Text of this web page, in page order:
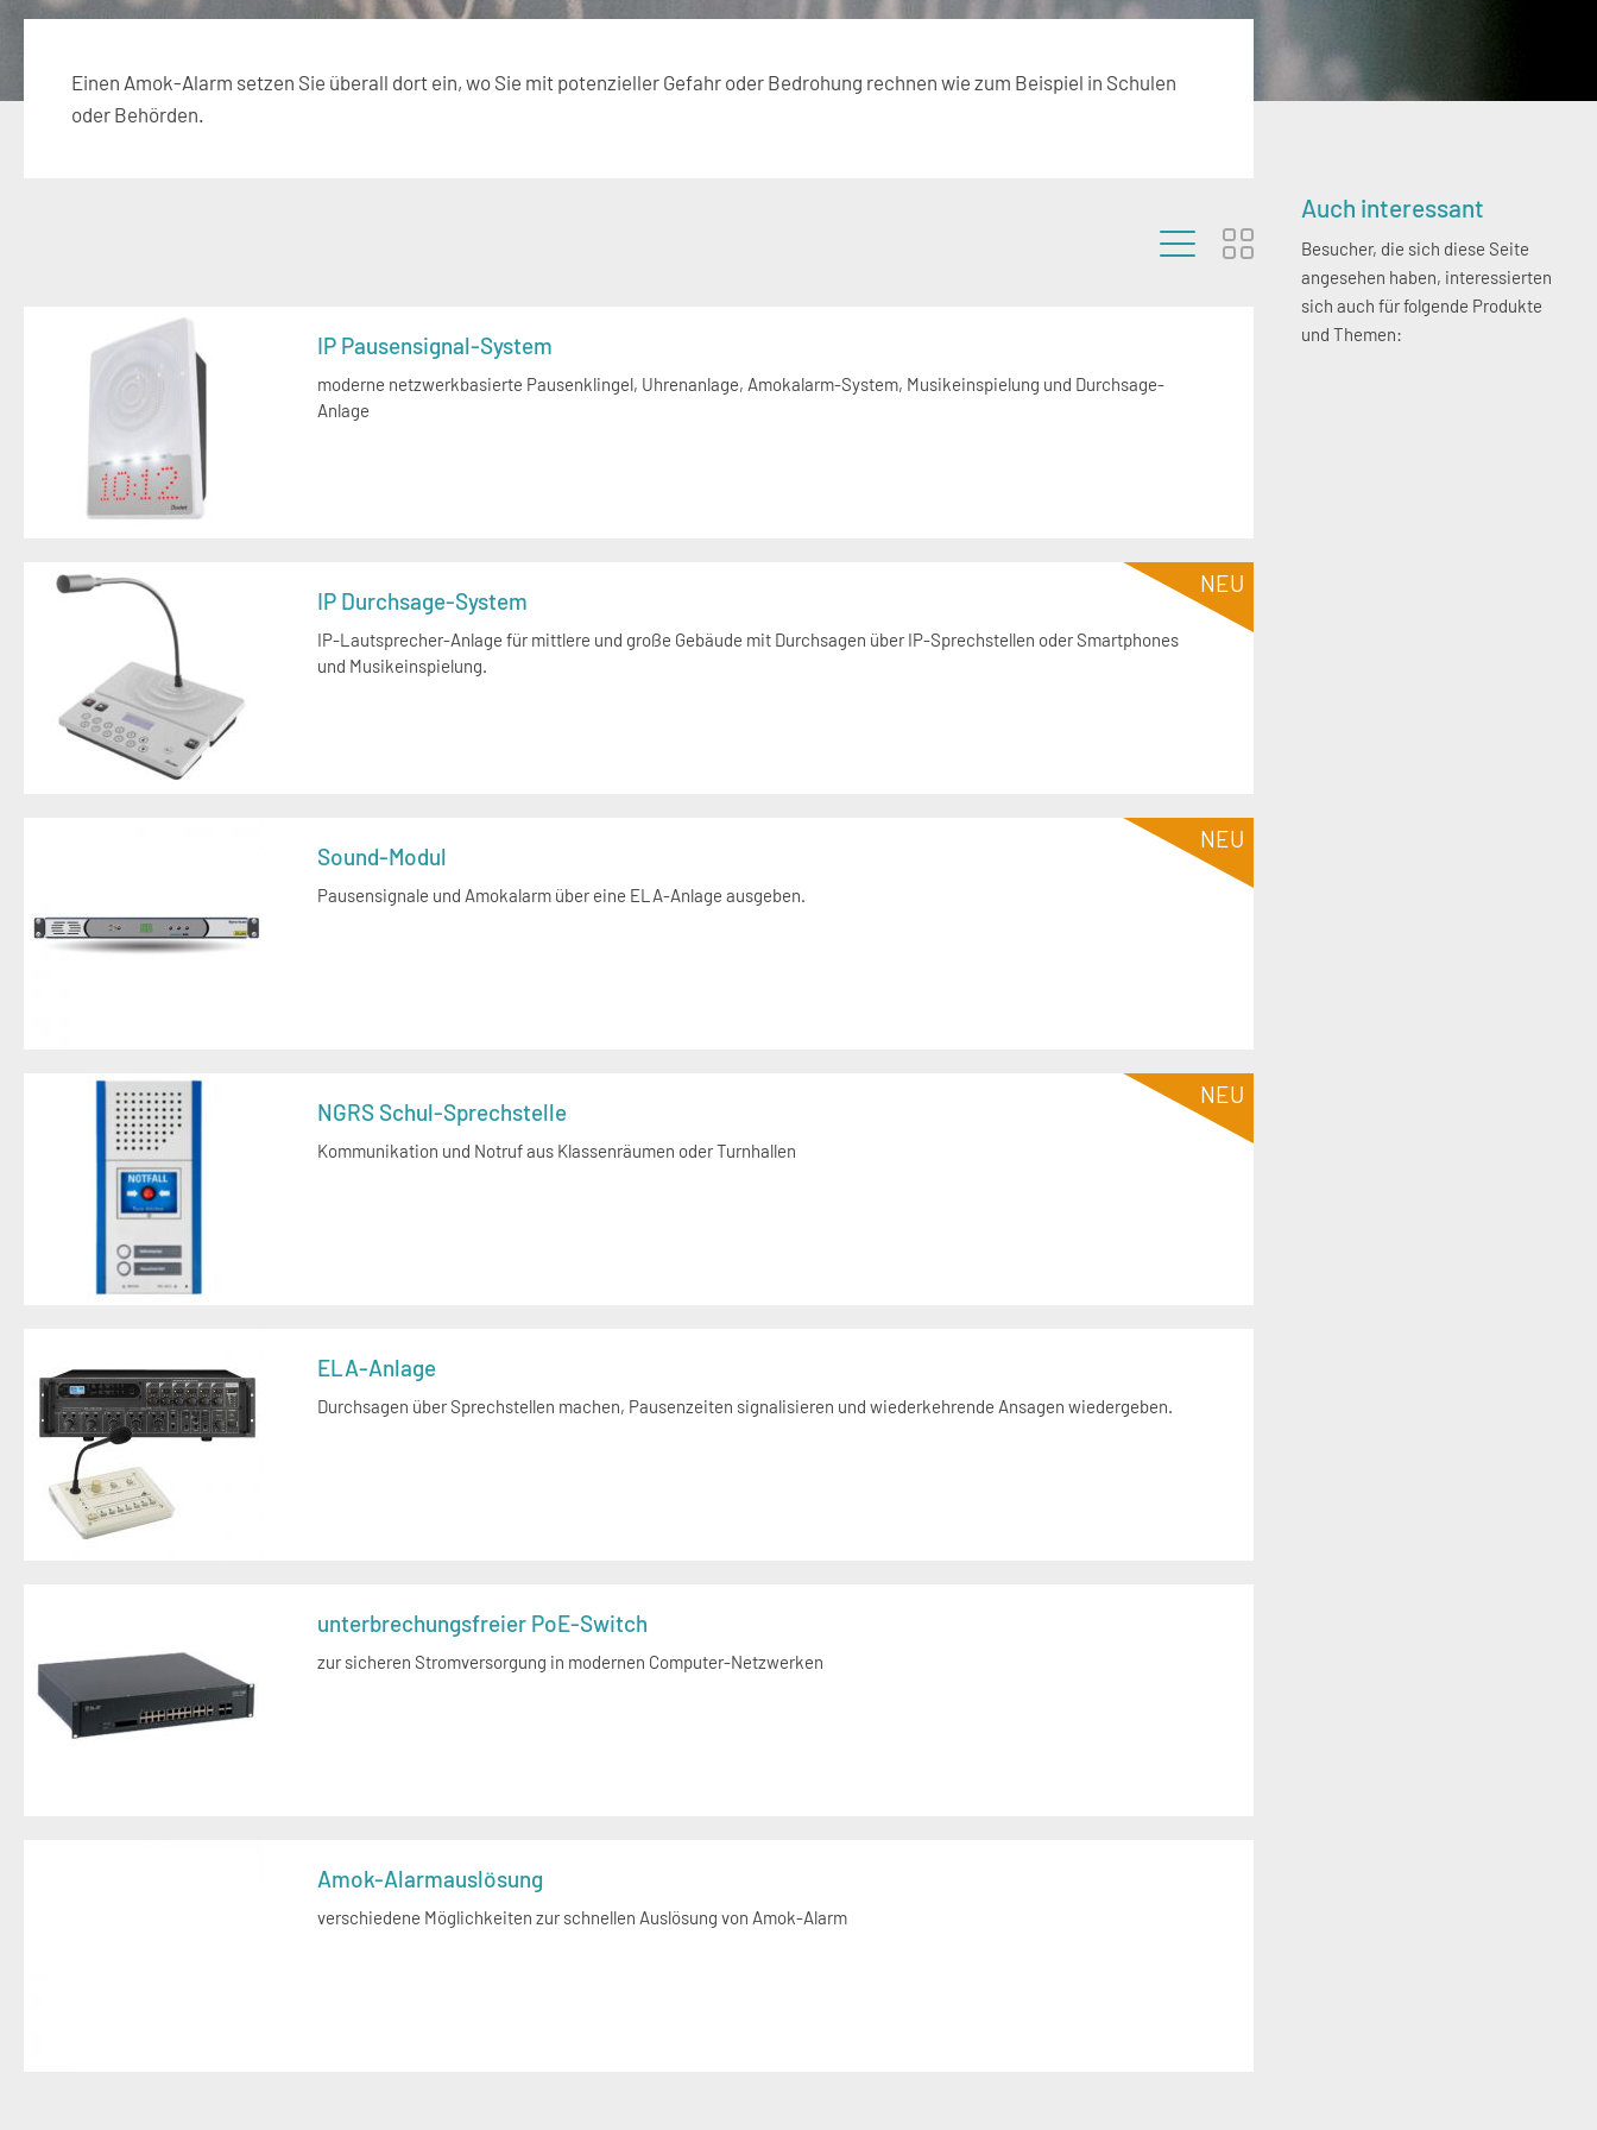
Einen Amok-Alarm setzen Sie überall dort ein, wo Sie mit potenzieller Gefahr oder Bedrohung rechnen wie zum Beispiel in Schulen
oder Behörden.
IP Pausensignal-System
moderne netzwerkbasierte Pausenklingel, Uhrenanlage, Amokalarm-System, Musikeinspielung und Durchsage-
Anlage
IP Durchsage-System
IP-Lautsprecher-Anlage für mittlere und große Gebäude mit Durchsagen über IP-Sprechstellen oder Smartphones
und Musikeinspielung.
NEU
Sound-Modul
Pausensignale und Amokalarm über eine ELA-Anlage ausgeben.
NEU
NGRS Schul-Sprechstelle
Kommunikation und Notruf aus Klassenräumen oder Turnhallen
NEU
ELA-Anlage
Durchsagen über Sprechstellen machen, Pausenzeiten signalisieren und wiederkehrende Ansagen wiedergeben.
unterbrechungsfreier PoE-Switch
zur sicheren Stromversorgung in modernen Computer-Netzwerken
Amok-Alarmauslösung
verschiedene Möglichkeiten zur schnellen Auslösung von Amok-Alarm
Seitenspalte
Auch interessant
Besucher, die sich diese Seite
angesehen haben, interessierten
sich auch für folgende Produkte
und Themen: